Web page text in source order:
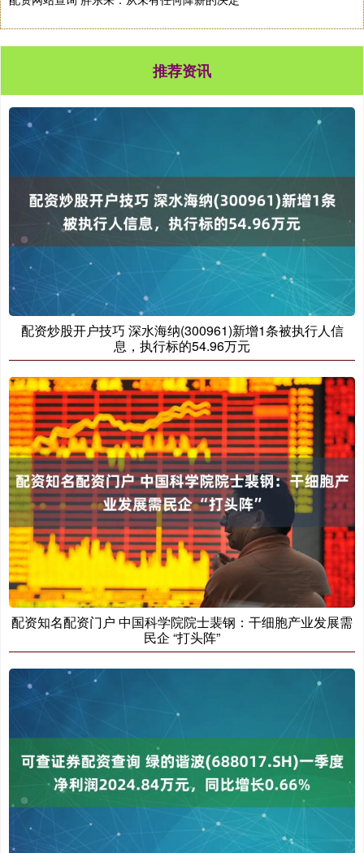
推荐资讯
配资炒股开户技巧 深水海纳(300961)新增1条被执行人信
息，执行标的54.96万元
配资知名配资门户 中国科学院院士裴钢：干细胞产业发展需
民企 “打头阵”